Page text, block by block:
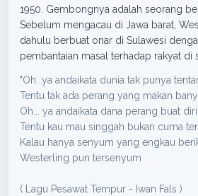
1950. Gembongnya adalah seorang
Sebelum mengacau di Jawa barat,
dahulu berbuat onar di Sulawesi
pembantaian masal terhadap rakyat di
"Oh...ya andaikata dunia tak punya
Tentu tak ada perang yang makan
Oh... ya andaikata dana perang buat
Tentu kau mau singgah bukan cuma
Kalau hanya senyum yang engkau
Westerling pun tersenyum
( Lagu Pesawat Tempur - Iwan Fals )